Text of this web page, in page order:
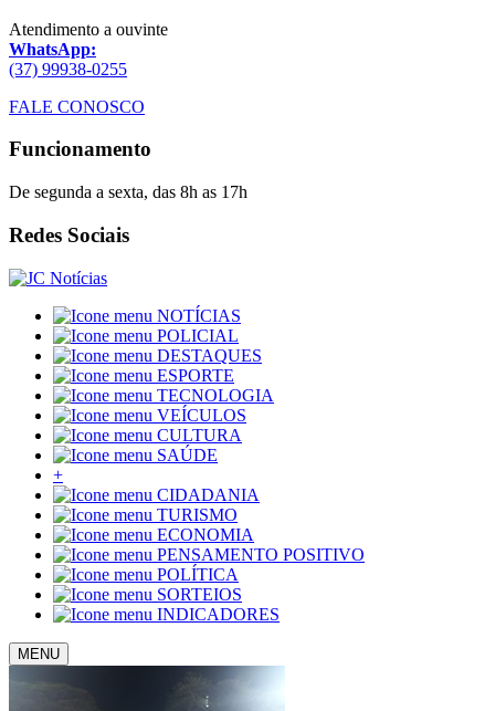
Atendimento a ouvinte
WhatsApp:
(37) 99938-0255
FALE CONOSCO
Funcionamento
De segunda a sexta, das 8h as 17h
Redes Sociais
NOTÍCIAS
POLICIAL
DESTAQUES
ESPORTE
TECNOLOGIA
VEÍCULOS
CULTURA
SAÚDE
+
CIDADANIA
TURISMO
ECONOMIA
PENSAMENTO POSITIVO
POLÍTICA
SORTEIOS
INDICADORES
MENU